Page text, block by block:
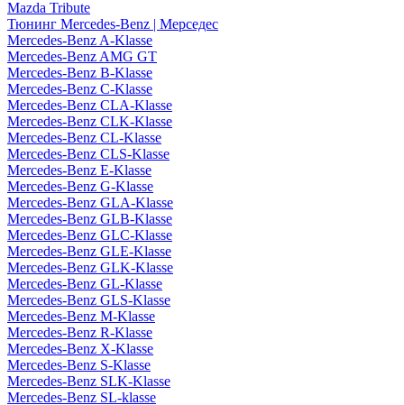
Mazda Tribute
Тюнинг Mercedes-Benz | Мерседес
Mercedes-Benz A-Klasse
Mercedes-Benz AMG GT
Mercedes-Benz B-Klasse
Mercedes-Benz C-Klasse
Mercedes-Benz CLA-Klasse
Mercedes-Benz CLK-Klasse
Mercedes-Benz CL-Klasse
Mercedes-Benz CLS-Klasse
Mercedes-Benz E-Klasse
Mercedes-Benz G-Klasse
Mercedes-Benz GLA-Klasse
Mercedes-Benz GLB-Klasse
Mercedes-Benz GLC-Klasse
Mercedes-Benz GLE-Klasse
Mercedes-Benz GLK-Klasse
Mercedes-Benz GL-Klasse
Mercedes-Benz GLS-Klasse
Mercedes-Benz M-Klasse
Mercedes-Benz R-Klasse
Mercedes-Benz X-Klasse
Mercedes-Benz S-Klasse
Mercedes-Benz SLK-Klasse
Mercedes-Benz SL-klasse